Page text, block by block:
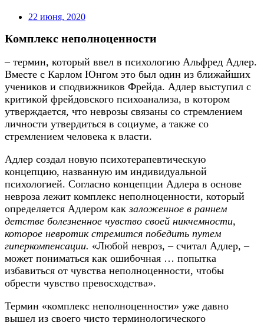
22 июня, 2020
Комплекс неполноценности
– термин, который ввел в психологию Альфред Адлер.
Вместе с Карлом Юнгом это был один из ближайших
учеников и сподвижников Фрейда. Адлер выступил с
критикой фрейдовского психоанализа, в котором
утверждается, что неврозы связаны со стремлением
личности утвердиться в социуме, а также со
стремлением человека к власти.
Адлер создал новую психотерапевтическую
концепцию, названную им индивидуальной
психологией. Согласно концепции Адлера в основе
невроза лежит комплекс неполноценности, который
определяется Адлером какзаложенное в раннем
детстве болезненное чувство своей никчемности,
которое невротик стремится победить путем
гиперкомпенсации. «Любой невроз, – считал Адлер, –
может пониматься как ошибочная … попытка
избавиться от чувства неполноценности, чтобы
обрести чувство превосходства».
Термин «комплекс неполноценности» уже давно
вышел из своего чисто терминологического